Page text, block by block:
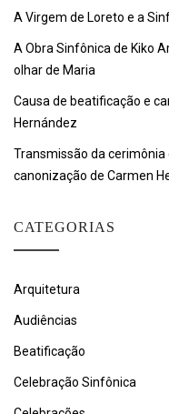
A Virgem de Loreto e a
A Obra Sinfônica de Kiko
olhar de Maria
Causa de beatificação e
Hernández
Transmissão da
canonização de Carmen
CATEGORIAS
Arquitetura
Audiências
Beatificação
Celebração Sinfônica